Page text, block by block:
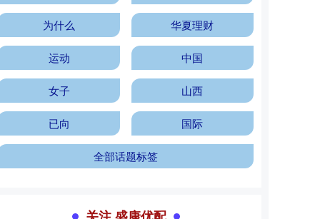
为什么 华夏理财
运动 中国
女子 山西
已向 国际
全部话题标签